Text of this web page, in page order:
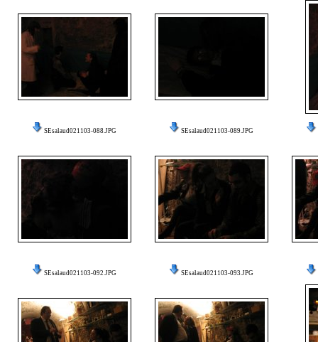
SEsalaud021103-088.JPG SEsalaud021103-089.JPG
SEsalaud021103-092.JPG SEsalaud021103-093.JPG